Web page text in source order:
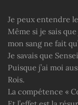
Je peux entendre
Même si je sais
mon sang ne fait
Je savais que
Puisque j’ai moi
Rois.
La compétence «